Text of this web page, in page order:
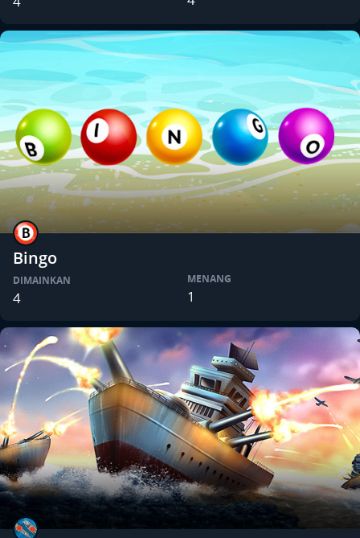
Bingo
DIMAINKAN
4
MENANG
1